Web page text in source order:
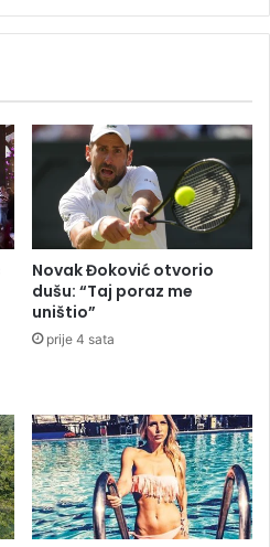
Novak Đoković otvorio
dušu: “Taj poraz me
uništio”
prije 4 sata